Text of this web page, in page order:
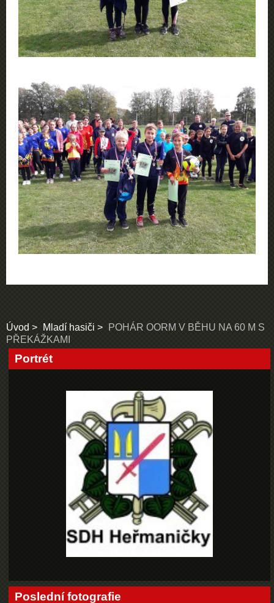
Úvod Mladí hasiči
POHÁR OORM V BĚHU NA 60 M S
PŘEKÁŽKAMI
Portrét
Poslední fotografie